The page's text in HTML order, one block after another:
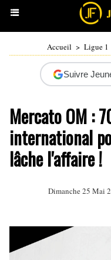
Accueil > Ligue 1
Suivre
Mercato OM :
international
lâche l'affaire !
Dimanche 25 Mai